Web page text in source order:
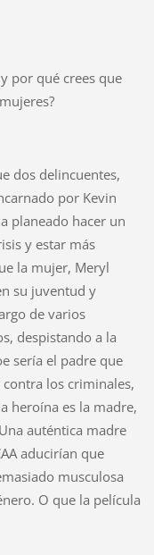
por qué crees que
dos delincuentes,
por Kevin
planeado hacer un
y estar más
la mujer, Meryl
su juventud y
de varios
despistando a la
sería el padre que
los criminales,
heroína es la madre,
auténtica madre
aducirían que
musculosa
O que la película